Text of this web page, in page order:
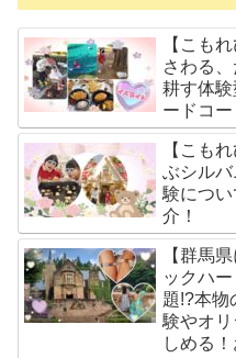
【こも
さわる
耕す体
ードコー
【こも
ぶシル
験につ
介！
【群馬
ックハ
題!?本物
験やオ
しめる